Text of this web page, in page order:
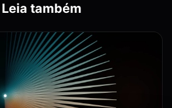
Leia também